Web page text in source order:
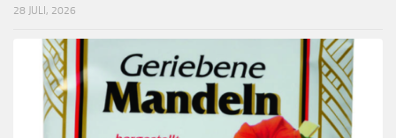
28 JULI, 2026